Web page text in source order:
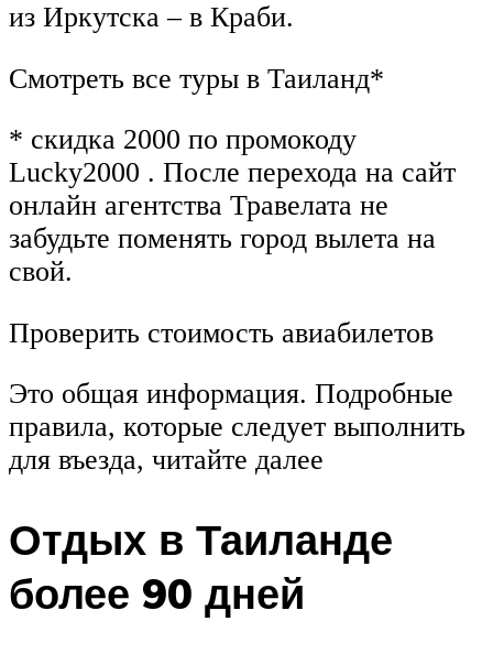
из Иркутска – в Краби.
Смотреть все туры в Таиланд*
* скидка 2000 по промокоду
Lucky2000 . После перехода на сайт
онлайн агентства Травелата не
забудьте поменять город вылета на
свой.
Проверить стоимость авиабилетов
Это общая информация. Подробные
правила, которые следует выполнить
для въезда, читайте далее
Отдых в Таиланде
более 90 дней